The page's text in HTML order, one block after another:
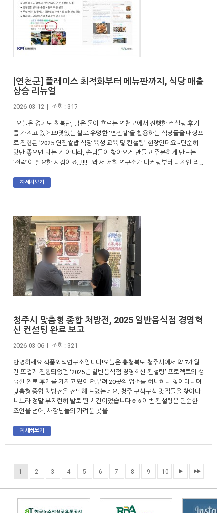
[연천군] 플레이스 최적화부터 메뉴판까지, 식당 매출
상승 리뉴얼
2026-03-12 | 조회 : 317
​ 오늘은 경기도 최북단, 맑은 물이 흐르는 연천군에서 진행한 컨설팅 후기
를 가지고 왔어요!맛있는 쌀로 유명한 '연진쌀'을 활용하는 식당들을 대상으
로 진행된 '2025 연진쌀밥 식당 육성 교육 및 컨설팅' 현장인데요~단순히
맛만 좋으면 되는 게 아니라, 손님들이 찾아오게 만들고 주문하게 만드는
'전략'이 필요한 시점이죠...!!!!그래서 저희 연구소가 마케팅부터 디자인 리...
자세히보기
청주시 맞춤형 종합 처방전, 2025 일반음식점 경영혁
신 컨설팅 완료 보고
2026-03-06 | 조회 : 321
안녕하세요.식품외식연구소입니다!​오늘은 충청북도 청주시에서 약 7개월
간 뜨겁게 진행되었던 ‘2025년 일반음식점 경영혁신 컨설팅’ 프로젝트의 생
생한 완료 후기를 가지고 왔어요!무려 20곳의 업소를 하나하나 찾아다니며
맞춤형 종합 처방전을 전달해 드렸는데요. 청주 구석구석 맛집들을 찾아다
니느라 정말 부지런히 발로 뛴 시간이었습니다ㅎㅎ​이번 컨설팅은 단순한
조언을 넘어, 사장님들의 가려운 곳을 ...
자세히보기
1 2 3 4 5 6 7 8 9 10